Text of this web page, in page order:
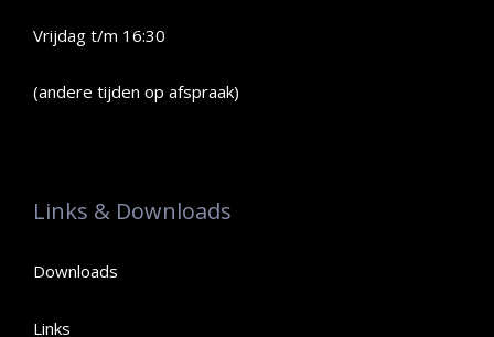
Vrijdag t/m 16:30
(andere tijden op afspraak)
Links & Downloads
Downloads
Links